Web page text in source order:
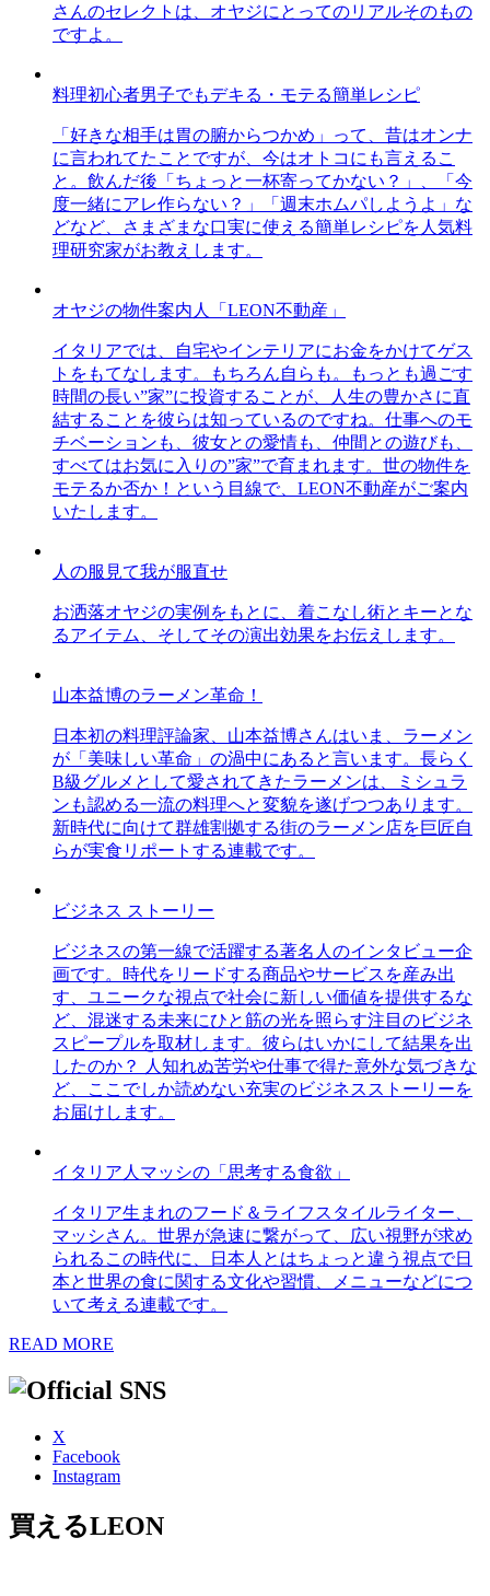
さんのセレクトは、オヤジにとってのリアルそのもの
ですよ。
料理初心者男子でもデキる・モテる簡単レシピ
「好きな相手は胃の腑からつかめ」って、昔はオンナ
に言われてたことですが、今はオトコにも言えるこ
と。飲んだ後「ちょっと一杯寄ってかない？」、「今
度一緒にアレ作らない？」「週末ホムパしようよ」な
どなど、さまざまな口実に使える簡単レシピを人気料
理研究家がお教えします。
オヤジの物件案内人「LEON不動産」
イタリアでは、自宅やインテリアにお金をかけてゲス
トをもてなします。もちろん自らも。もっとも過ごす
時間の長い”家”に投資することが、人生の豊かさに直
結することを彼らは知っているのですね。仕事へのモ
チベーションも、彼女との愛情も、仲間との遊びも、
すべてはお気に入りの”家”で育まれます。世の物件を
モテるか否か！という目線で、LEON不動産がご案内
いたします。
人の服見て我が服直せ
お洒落オヤジの実例をもとに、着こなし術とキーとな
るアイテム、そしてその演出効果をお伝えします。
山本益博のラーメン革命！
日本初の料理評論家、山本益博さんはいま、ラーメン
が「美味しい革命」の渦中にあると言います。長らく
B級グルメとして愛されてきたラーメンは、ミシュラ
ンも認める一流の料理へと変貌を遂げつつあります。
新時代に向けて群雄割拠する街のラーメン店を巨匠自
らが実食リポートする連載です。
ビジネス ストーリー
ビジネスの第一線で活躍する著名人のインタビュー企
画です。時代をリードする商品やサービスを産み出
す、ユニークな視点で社会に新しい価値を提供するな
ど、混迷する未来にひと筋の光を照らす注目のビジネ
スピープルを取材します。彼らはいかにして結果を出
したのか？ 人知れぬ苦労や仕事で得た意外な気づきな
ど、ここでしか読めない充実のビジネスストーリーを
お届けします。
イタリア人マッシの「思考する食欲」
イタリア生まれのフード＆ライフスタイルライター、
マッシさん。世界が急速に繋がって、広い視野が求め
られるこの時代に、日本人とはちょっと違う視点で日
本と世界の食に関する文化や習慣、メニューなどにつ
いて考える連載です。
READ MORE
X
Facebook
Instagram
買えるLEON